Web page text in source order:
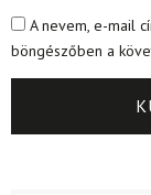
A nevem, e-mail
böngészőben a